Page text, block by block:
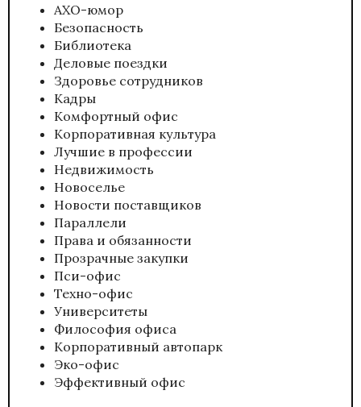
АХО-юмор
Безопасность
Библиотека
Деловые поездки
Здоровье сотрудников
Кадры
Комфортный офис
Корпоративная культура
Лучшие в профессии
Недвижимость
Новоселье
Новости поставщиков
Параллели
Права и обязанности
Прозрачные закупки
Пси-офис
Техно-офис
Университеты
Философия офиса
Корпоративный автопарк
Эко-офис
Эффективный офис